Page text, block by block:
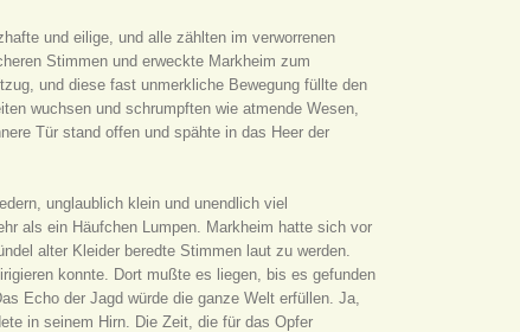
und eilige, und alle zählten im verworrenen
Stimmen und erweckte Markheim zum
und diese fast unmerkliche Bewegung füllte den
wuchsen und schrumpften wie atmende Wesen,
Tür stand offen und spähte in das Heer der
unglaublich klein und unendlich viel
als ein Häufchen Lumpen. Markheim hatte sich vor
alter Kleider beredte Stimmen laut zu werden.
konnte. Dort mußte es liegen, bis es gefunden
Echo der Jagd würde die ganze Welt erfüllen. Ja,
in seinem Hirn. Die Zeit, die für das Opfer